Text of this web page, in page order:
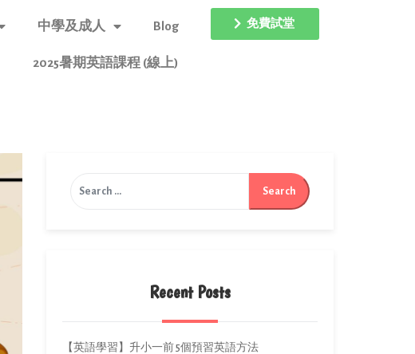
中學及成人 Blog
2025暑期英語課程 (線上)
免費試堂
Recent Posts
【英語學習】升小一前 5個預習英語方法